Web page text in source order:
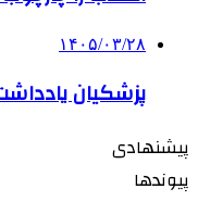
۱۴۰۵/۰۳/۲۸
پزشکیان
پیشنهادی
پیوندها